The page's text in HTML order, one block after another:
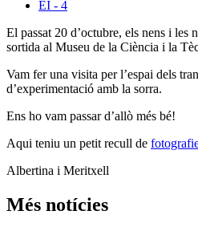
EI - 4
El passat 20 d’octubre, els nens i les
sortida al Museu de la Ciència i la
Vam fer una visita per l’espai dels
d’experimentació amb la sorra.
Ens ho vam passar d’allò més bé!
Aqui teniu un petit recull de
Albertina i Meritxell
Més notícies